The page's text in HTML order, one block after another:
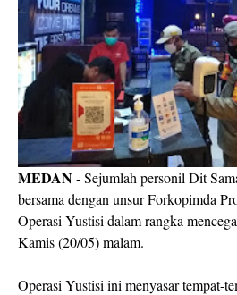
MEDAN- Sejumlah personil Dit
bersama dengan unsur Forkopimda
Operasi Yustisi dalam rangka
Kamis (20/05) malam.
Operasi Yustisi ini menyasar tempat-